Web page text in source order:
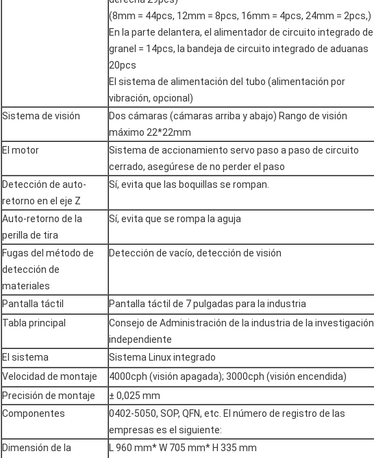
(8mm = 44pcs, 12mm = 8pcs, 16mm = 4pcs, 24mm = 2pcs,)
En la parte delantera, el alimentador de circuito integrado de
granel = 14pcs, la bandeja de circuito integrado de aduanas
20pcs
El sistema de alimentación del tubo (alimentación por
vibración, opcional)
Sistema de visión
Dos cámaras (cámaras arriba y abajo) Rango de visión
máximo 22*22mm
El motor
Sistema de accionamiento servo paso a paso de circuito
cerrado, asegúrese de no perder el paso
Detección de auto-
retorno en el eje Z
Sí, evita que las boquillas se rompan.
Auto-retorno de la
perilla de tira
Sí, evita que se rompa la aguja
Fugas del método de
detección de
materiales
Detección de vacío, detección de visión
Pantalla táctil
Pantalla táctil de 7 pulgadas para la industria
Tabla principal
Consejo de Administración de la industria de la investigación
independiente
El sistema
Sistema Linux integrado
Velocidad de montaje
4000cph (visión apagada); 3000cph (visión encendida)
Precisión de montaje
± 0,025 mm
Componentes
0402-5050, SOP, QFN, etc. El número de registro de las
empresas es el siguiente:
Dimensión de la
L 960 mm* W 705 mm* H 335 mm